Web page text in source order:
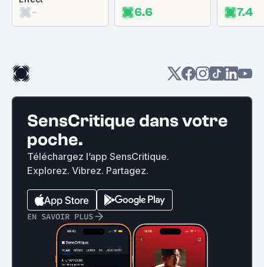
- 6.6 7.4
SensCritique dans votre
poche.
Téléchargez l’app SensCritique.
Explorez. Vibrez. Partagez.
EN SAVOIR PLUS